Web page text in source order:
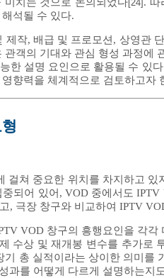
[24]
석될 수 있다.
제작, 배급 및 프로모션, 상영관
관객의 기대와 관심 형성 과정에
한 설명 요인으로 활용될 수 있
향력을 체계적으로 검토하고자
걸쳐 중요한 위치를 차지하고
되어 있어, VOD 중에서도
, 극장 창구와 비교하여 IPTV
VOD 창구의 흥행요인을 각
수상 및 재개봉 변수를 추가로
기 총 실적이라는 상이한 의미를
과를 어떻게 다르게 설명하는